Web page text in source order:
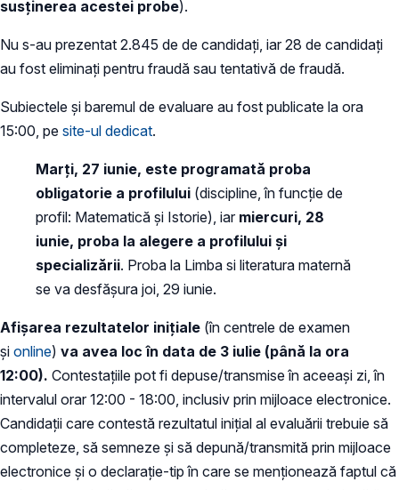
susținerea acestei probe).
Nu s-au prezentat 2.845 de de candidați, iar 28 de candidați
au fost eliminați pentru fraudă sau tentativă de fraudă.
Subiectele și baremul de evaluare au fost publicate la ora
15:00, pe site-ul dedicat.
Marți, 27 iunie, este programată proba
obligatorie a profilului (discipline, în funcție de
profil: Matematică și Istorie), iar miercuri, 28
iunie, proba la alegere a profilului şi
specializării. Proba la Limba si literatura maternă
se va desfășura joi, 29 iunie.
Afișarea rezultatelor inițiale (în centrele de examen
și online) va avea loc în data de 3 iulie (până la ora
12:00). Contestațiile pot fi depuse/transmise în aceeași zi, în
intervalul orar 12:00 - 18:00, inclusiv prin mijloace electronice.
Candidații care contestă rezultatul inițial al evaluării trebuie să
completeze, să semneze și să depună/transmită prin mijloace
electronice și o declarație-tip în care se menționează faptul că